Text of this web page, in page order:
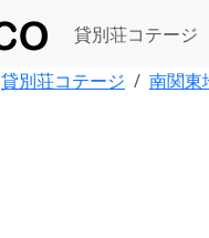
貸別荘コテージ
貸別荘コテージ 南関東